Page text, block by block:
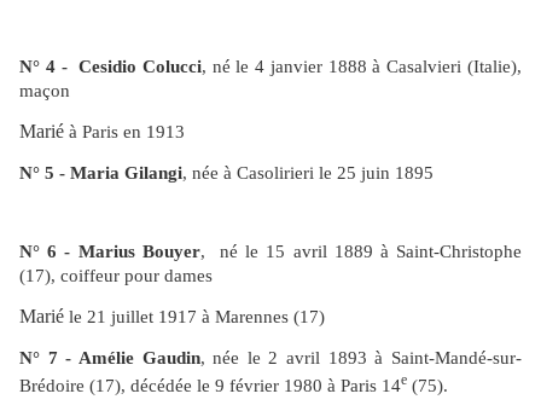
N° 4- Cesidio Colucci, né le 4 janvier 1888 à Casalvieri (Italie),
maçon
Marié à Paris en 1913
N° 5 - Maria Gilangi, née à Casolirieri le 25 juin 1895
N° 6- Marius Bouyer, né le 15 avril 1889 à Saint-Christophe
(17), coiffeur pour dames
Marié le 21 juillet 1917 à Marennes (17)
N° 7- Amélie Gaudin, née le 2 avril 1893 à Saint-Mandé-sur-
Brédoire (17), décédée le 9 février 1980 à Paris 14e (75).